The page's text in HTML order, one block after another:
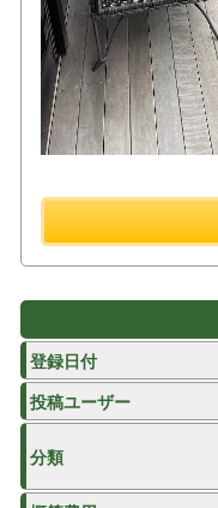
登録日付
投稿ユーザー
分類